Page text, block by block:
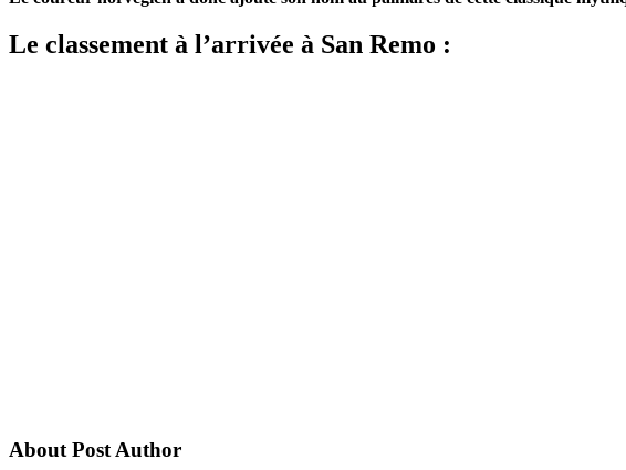
Le classement à l’arrivée à San Remo :
About Post Author